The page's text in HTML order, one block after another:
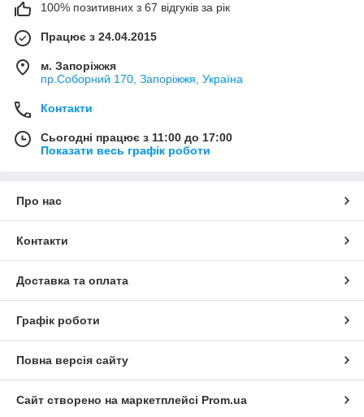
100% позитивних з 67 відгуків за рік
Працює з 24.04.2015
м. Запоріжжя
пр.Соборний 170, Запоріжжя, Україна
Контакти
Сьогодні працює з 11:00 до 17:00
Показати весь графік роботи
Про нас
Контакти
Доставка та оплата
Графік роботи
Повна версія сайту
Сайт створено на маркетплейсі Prom.ua